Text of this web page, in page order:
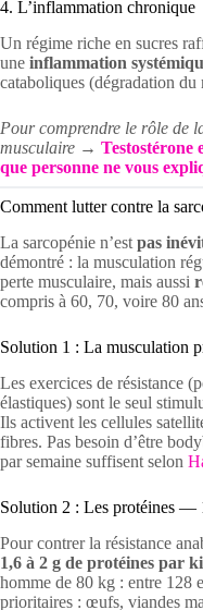
4. L’inflammation chronique
Un régime riche en sucres
une inflammation
cataboliques (dégradation du
Pour comprendre le rôle de
musculaire → Testostérone
que personne ne vous
Comment lutter contre la
La sarcopénie n’est pas
démontré : la musculation
perte musculaire, mais aussi
compris à 60, 70, voire 80
Solution 1 : La musculation
Les exercices de résistance
élastiques) sont le seul
Ils activent les cellules
fibres. Pas besoin d’être
par semaine suffisent selon
Solution 2 : Les protéines —
Pour contrer la résistance
1,6 à 2 g de protéines par
homme de 80 kg : entre 128
prioritaires : œufs, viandes